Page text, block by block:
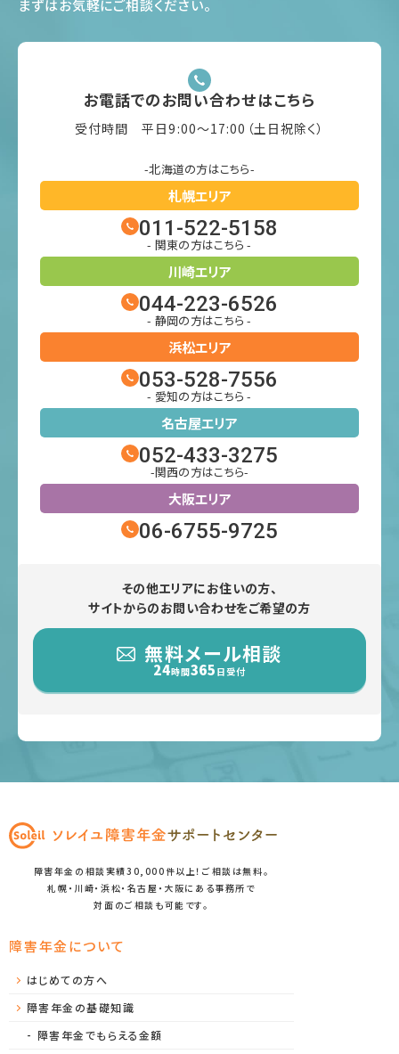
まずはお気軽にご相談ください。
お電話でのお問い合わせはこちら
受付時間 平日9:00〜17:00（土日祝除く）
-北海道の方はこちら-
札幌エリア
011-522-5158
- 関東の方はこちら -
川崎エリア
044-223-6526
- 静岡の方はこちら -
浜松エリア
053-528-7556
- 愛知の方はこちら -
名古屋エリア
052-433-3275
-関西の方はこちら-
大阪エリア
06-6755-9725
その他エリアにお住いの方、
サイトからのお問い合わせをご希望の方
無料メール相談
24時間365 日受付
障害年金の相談実績30,000件以上！ご相談は無料。
札幌・川崎・浜松・名古屋・大阪にある事務所で
対面のご相談も可能です。
障害年金について
はじめての方へ
障害年金の基礎知識
障害年金でもらえる金額